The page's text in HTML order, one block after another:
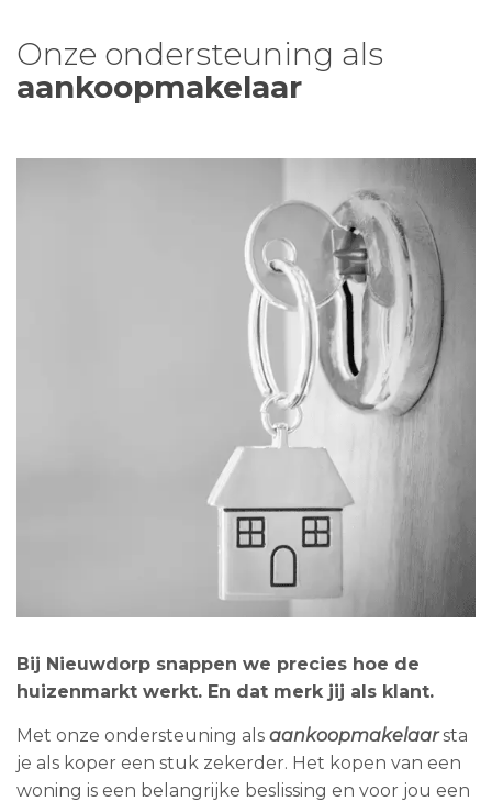
Onze ondersteuning als
aankoopmakelaar
Bij Nieuwdorp snappen we precies hoe de
huizenmarkt werkt. En dat merk jij als klant.
Met onze ondersteuning als aankoopmakelaarsta
je als koper een stuk zekerder. Het kopen van een
woning is een belangrijke beslissing en voor jou een